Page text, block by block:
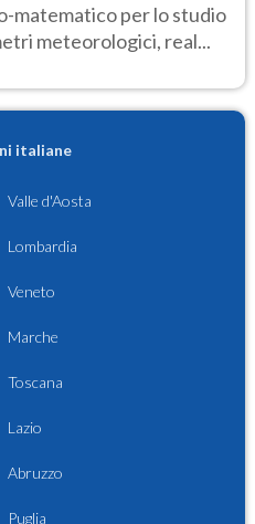
matematico per lo studio
meteorologici, real...
italiane
Valle d'Aosta
Lombardia
Veneto
Marche
Toscana
Lazio
Abruzzo
Puglia